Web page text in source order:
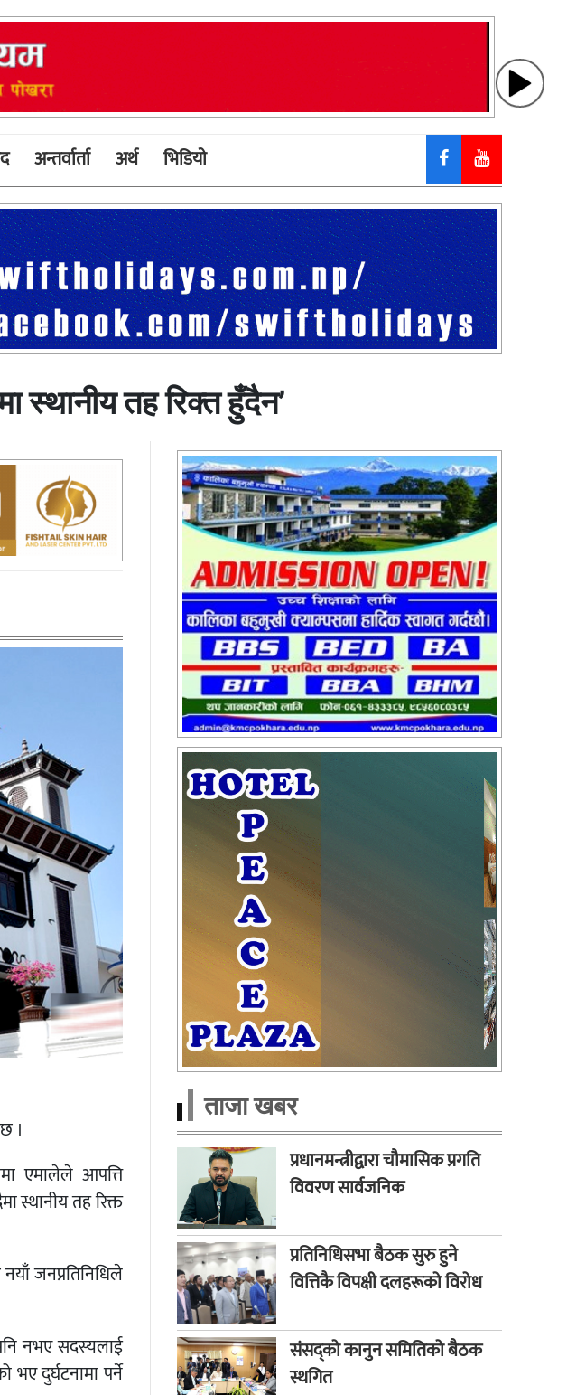
अन्तर्वार्ता अर्थ भिडियाे
स्थानीय तह रिक्त हुँदैन’
।
एमालेले आपत्ति
स्थानीय तह रिक्त
जनप्रतिनिधिले
नभए सदस्यलाई
भए दुर्घटनामा पर्ने
ताजा खबर
प्रधानमन्त्रीद्वारा चौमासिक प्रगति
विवरण सार्वजनिक
प्रतिनिधिसभा बैठक सुरु हुने
वित्तिकै विपक्षी दलहरूको विरोध
संसद्को कानुन समितिको बैठक
स्थगित